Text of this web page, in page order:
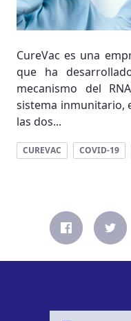
CureVac es una
que ha
mecanismo del
sistema inmunitario,
las dos...
CUREVAC COVID-19